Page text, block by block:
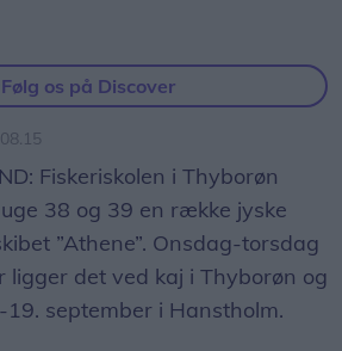
Følg os på Discover
Fiskeriskolen i Thyborøn
38 og 39 en række jyske
”Athene”. Onsdag-torsdag
ligger det ved kaj i Thyborøn og
september i Hanstholm.